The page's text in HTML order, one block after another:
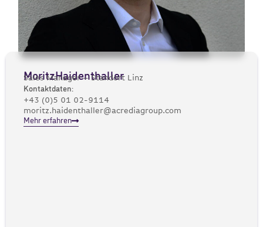
MoritzHaidenthaller
Sales Manager – Standort Linz
Kontaktdaten:
+43 (0)5 01 02-9114
moritz.haidenthaller@acrediagroup.com
Mehr erfahren